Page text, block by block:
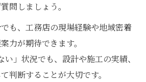
問しましょう。
も、工務店の現場経験や地域密着
力が期待できます。
い」状況でも、設計や施工の実績、
判断することが大切です。